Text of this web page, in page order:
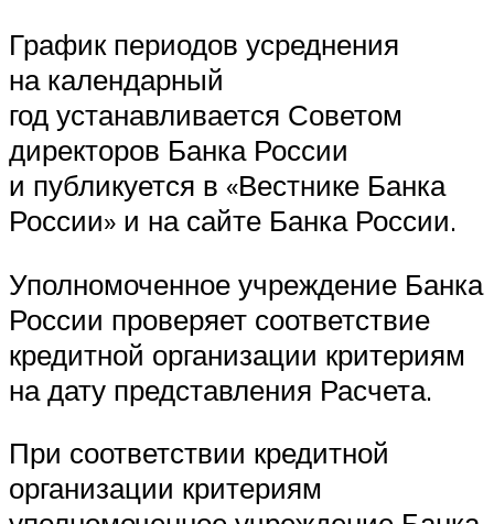
График периодов усреднения
на календарный
год устанавливается Советом
директоров Банка России
и публикуется в «Вестнике Банка
России» и на сайте Банка России.
Уполномоченное учреждение Банка
России проверяет соответствие
кредитной организации критериям
на дату представления Расчета.
При соответствии кредитной
организации критериям